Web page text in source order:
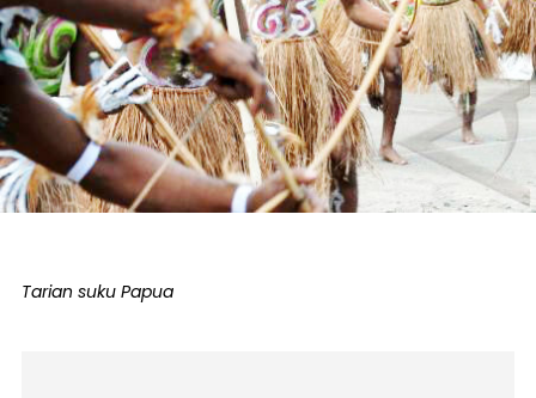
Tarian suku Papua